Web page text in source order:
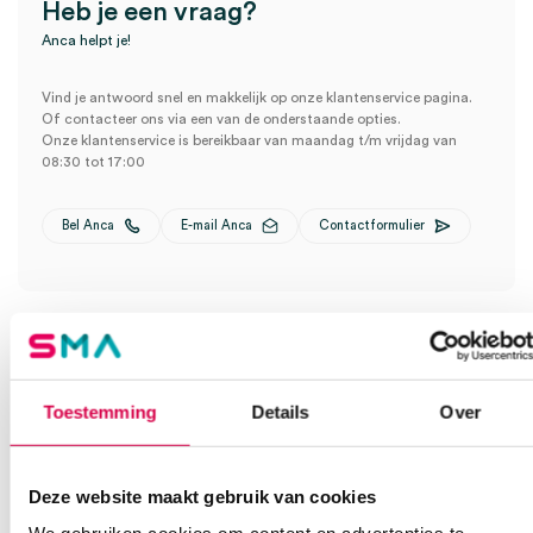
Toestemming Details Over
Deze website maakt gebruik van cookies
Heb je een vraag?
Anca helpt je!
Vind je antwoord snel en makkelijk op onze klantenservice pagina.
Of contacteer ons via een van de onderstaande opties.
Onze klantenservice is bereikbaar van maandag t/m vrijdag van
08:30 tot 17:00
Bel Anca E-mail Anca Contactformulier
Ook interessant